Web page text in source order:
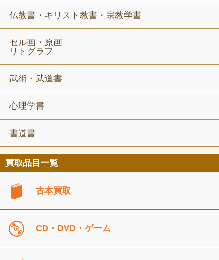
仏教書・キリスト教書・宗教学書
セル画・原画
リトグラフ
武術・武道書
心理学書
書道書
買取品目一覧
古本買取
CD・DVD・ゲーム